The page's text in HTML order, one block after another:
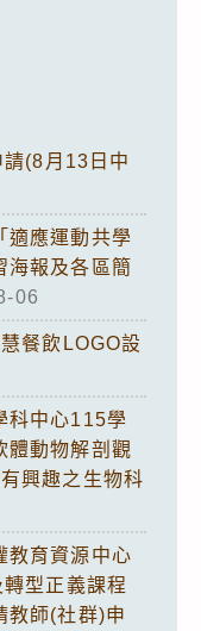
(8月13日中
適應運動共學
海報及各區簡
06
餐飲LOGO設
科中心115學
體動物解剖觀
興趣之生物科
教育資源中心
型正義課程
教師(社群)申